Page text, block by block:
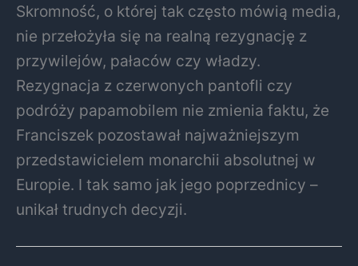
Skromność, o której tak często mówią media,
nie przełożyła się na realną rezygnację z
przywilejów, pałaców czy władzy.
Rezygnacja z czerwonych pantofli czy
podróży papamobilem nie zmienia faktu, że
Franciszek pozostawał najważniejszym
przedstawicielem monarchii absolutnej w
Europie. I tak samo jak jego poprzednicy –
unikał trudnych decyzji.